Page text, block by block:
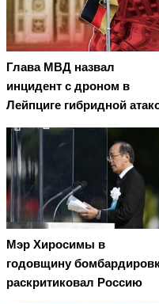
Глава МВД назвал
инцидент с дроном в
Лейпциге гибридной
Мэр Хиросимы в
годовщину
раскритиковал Россию